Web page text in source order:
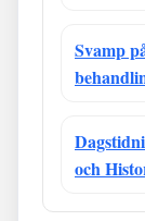
Svamp
och